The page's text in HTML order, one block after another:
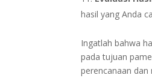
hasil yang Anda
Ingatlah bahwa
pada tujuan
perencanaan